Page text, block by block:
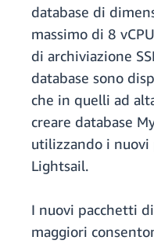
database di
massimo di 8
di archiviazione
database sono
che in quelli ad
creare database
utilizzando i
Lightsail.
I nuovi pacchetti
maggiori